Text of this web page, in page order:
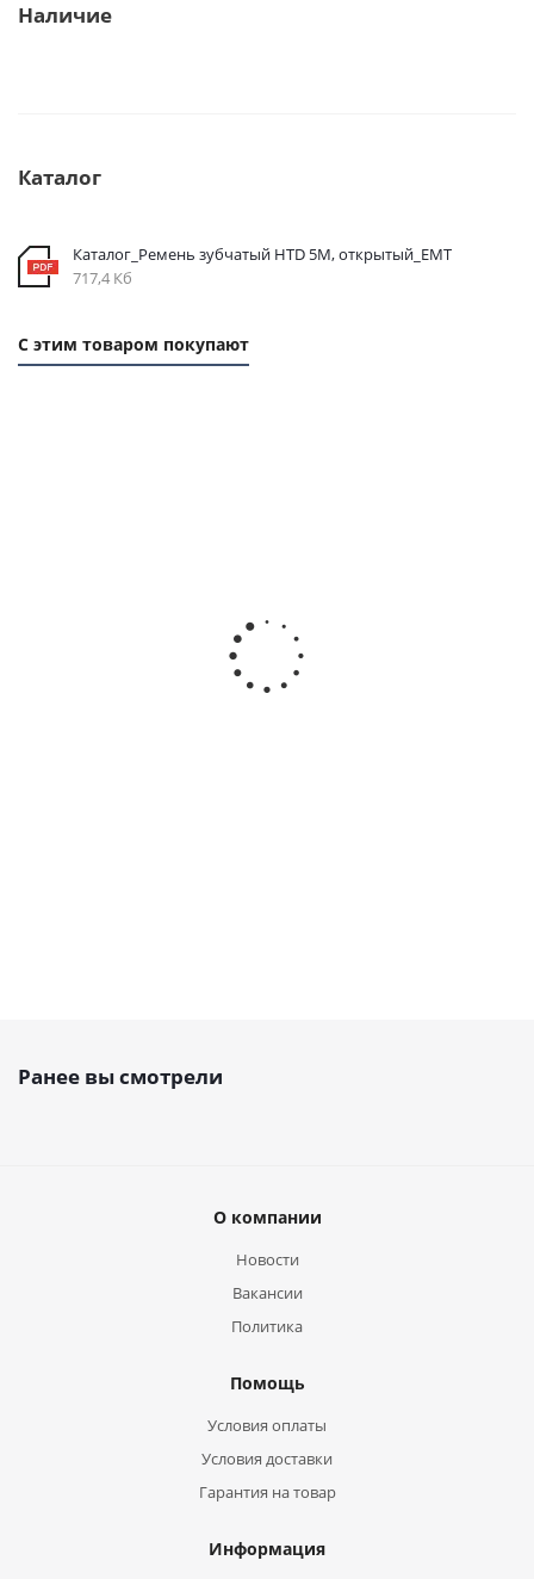
Наличие
Каталог
Каталог_Ремень зубчатый HTD 5M, открытый_ЕМТ
717,4 Кб
С этим товаром покупают
Шкив зубчатый
под расточку 12
5M 25, EMT
Ранее вы смотрели
О компании
Новости
Вакансии
Политика
Помощь
Условия оплаты
Условия доставки
Гарантия на товар
Информация